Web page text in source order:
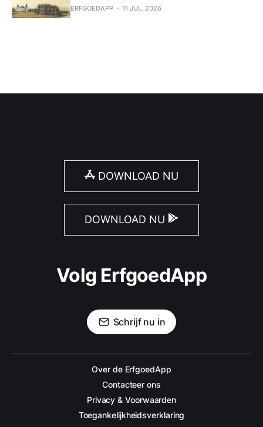
ERFGOEDAPP 11 JUL. 2026
DOWNLOAD NU
DOWNLOAD NU
Volg ErfgoedApp
Schrijf nu in
Over de ErfgoedApp
Contacteer ons
Privacy & Voorwaarden
Toegankelijkheidsverklaring